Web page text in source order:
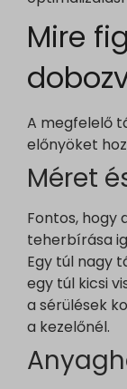
Mire
A megfelelő
előnyöket
Méret
Fontos, hogy
teherbírása
Egy túl nagy
egy túl kicsi
a sérülések
a kezelőnél.
sbjs_udata
tk_qs
Egyéb
magában
vagy
_dd_s
perf_*
s_epac
eu2-
i.ytimg.com